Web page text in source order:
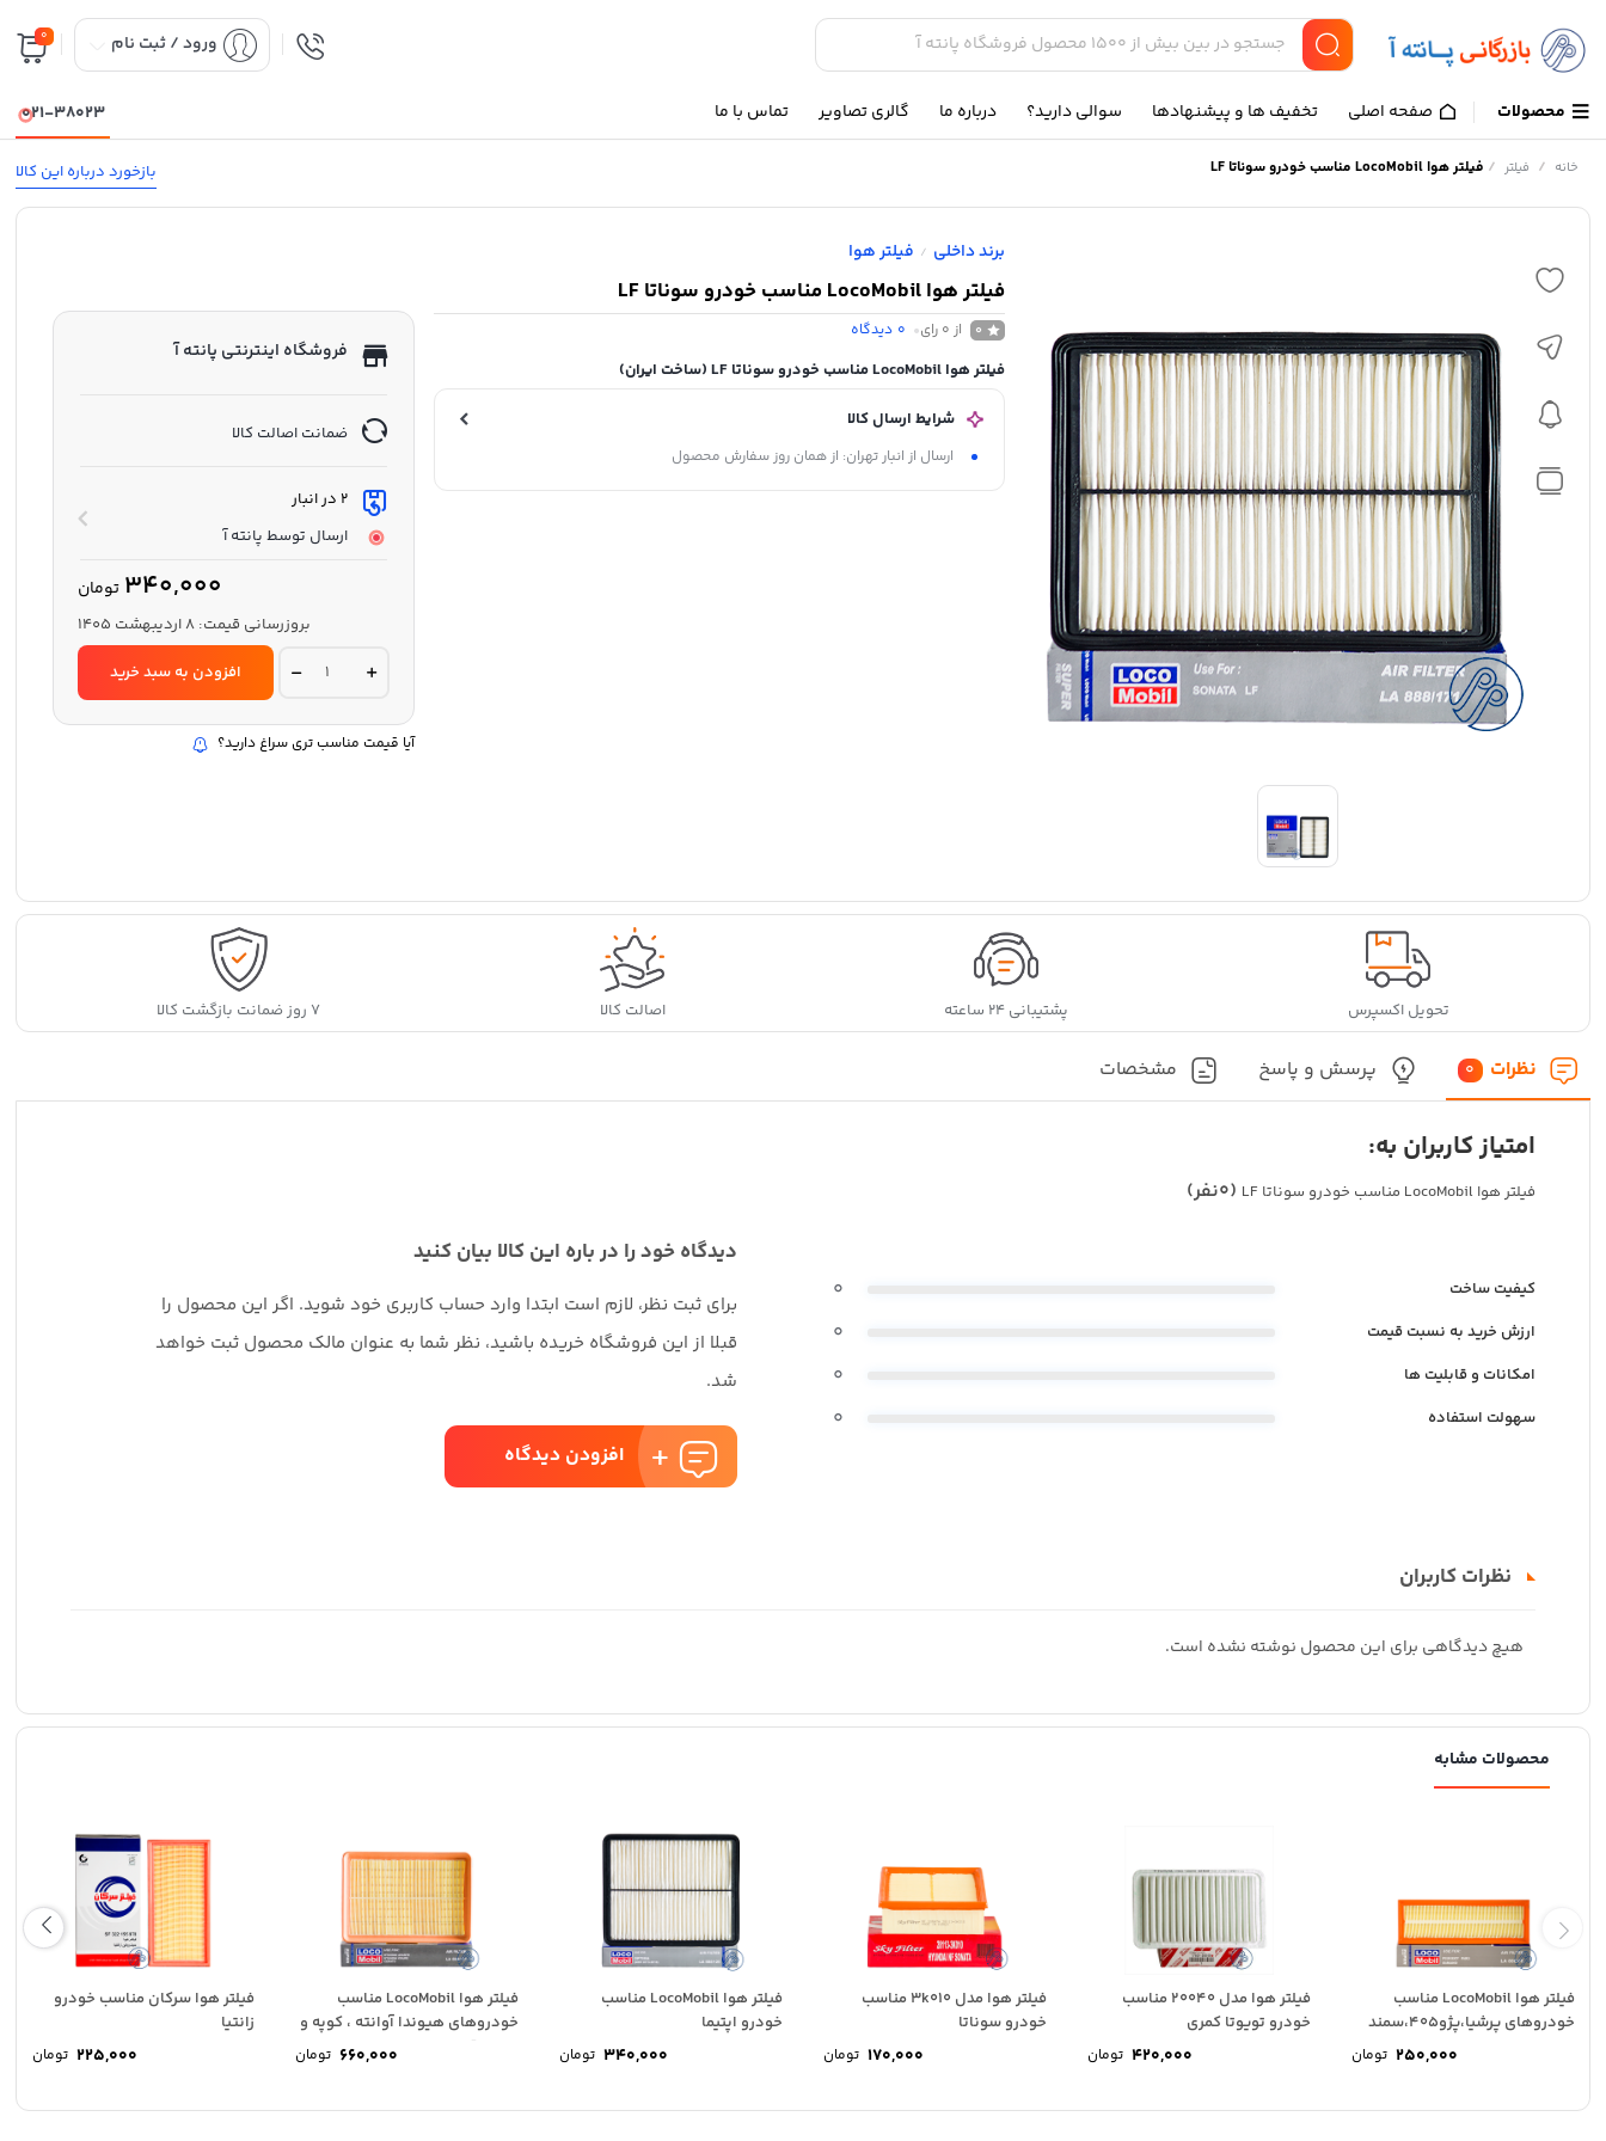
ورود / ثبت نام 0
محصولات صفحه اصلی تخفیف ها و پیشنهادها سوالی دارید؟ درباره ما گالری تصاویر تماس با ما 021-38023
بازخورد درباره این کالا خانه / فیلتر / فیلتر هوا LocoMobil مناسب خودرو سوناتا LF
برند داخلی / فیلتر هوا
فیلتر هوا LocoMobil مناسب خودرو سوناتا LF
0 از 0 رای 0 دیدگاه
فیلتر هوا LocoMobil مناسب خودرو سوناتا LF (ساخت ایران)
شرایط ارسال کالا
ارسال از انبار تهران: از همان روز سفارش محصول
فروشگاه اینترنتی پانته آ
ضمانت اصالت کالا
2 در انبار
ارسال توسط پانته آ
340,000 تومان
بروزرسانی قیمت: 8 اردیبهشت 1405
فیلتر
مناسب
خودرو
افزودن به سبد خرید
آیا قیمت مناسب تری سراغ دارید؟
تحویل اکسپرس پشتیبانی ۲۴ ساعته اصالت کالا ۷ روز ضمانت بازگشت کالا
نظرات 0 پرسش و پاسخ مشخصات
امتیاز کاربران به:
فیلتر هوا LocoMobil مناسب خودرو سوناتا LF (0نفر)
کیفیت ساخت 0
ارزش خرید به نسبت قیمت 0
امکانات و قابلیت ها 0
سهولت استفاده 0
دیدگاه خود را در باره این کالا بیان کنید
برای ثبت نظر، لازم است ابتدا وارد حساب کاربری خود شوید. اگر این محصول را
قبلا از این فروشگاه خریده باشید، نظر شما به عنوان مالک محصول ثبت خواهد
شد.
افزودن دیدگاه
نظرات کاربران
هیچ دیدگاهی برای این محصول نوشته نشده است.
محصولات مشابه
فیلتر هوا LocoMobil مناسب
خودروهای پرشیا،پژو405،سمند
250,000 تومان
فیلتر هوا مدل 20040 مناسب
خودرو تویوتا کمری
420,000 تومان
فیلتر هوا مدل 3k010 مناسب
خودرو سوناتا
170,000 تومان
فیلتر هوا LocoMobil مناسب
خودرو اپتیما
340,000 تومان
فیلتر هوا LocoMobil مناسب
خودروهای هیوندا آوانته ، کوپه و
660,000 تومان
فیلتر هوا سرکان مناسب خودرو
زانتیا
225,000 تومان